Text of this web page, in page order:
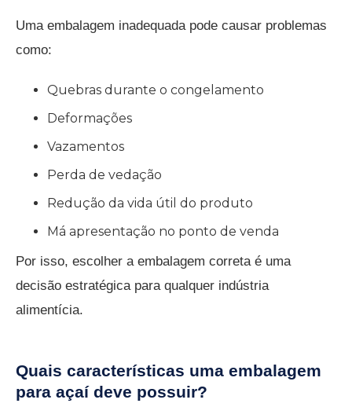
Uma embalagem inadequada pode causar problemas
como:
Quebras durante o congelamento
Deformações
Vazamentos
Perda de vedação
Redução da vida útil do produto
Má apresentação no ponto de venda
Por isso, escolher a embalagem correta é uma
decisão estratégica para qualquer indústria
alimentícia.
Quais características uma embalagem
para açaí deve possuir?